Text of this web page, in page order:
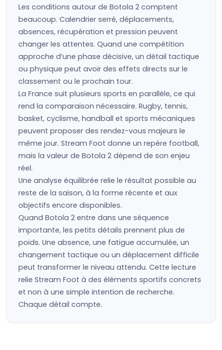
Les conditions autour de Botola 2 comptent
beaucoup. Calendrier serré, déplacements,
absences, récupération et pression peuvent
changer les attentes. Quand une compétition
approche d’une phase décisive, un détail tactique
ou physique peut avoir des effets directs sur le
classement ou le prochain tour.
La France suit plusieurs sports en parallèle, ce qui
rend la comparaison nécessaire. Rugby, tennis,
basket, cyclisme, handball et sports mécaniques
peuvent proposer des rendez-vous majeurs le
même jour. Stream Foot donne un repère football,
mais la valeur de Botola 2 dépend de son enjeu
réel.
Une analyse équilibrée relie le résultat possible au
reste de la saison, à la forme récente et aux
objectifs encore disponibles.
Quand Botola 2 entre dans une séquence
importante, les petits détails prennent plus de
poids. Une absence, une fatigue accumulée, un
changement tactique ou un déplacement difficile
peut transformer le niveau attendu. Cette lecture
relie Stream Foot à des éléments sportifs concrets
et non à une simple intention de recherche.
Chaque détail compte.